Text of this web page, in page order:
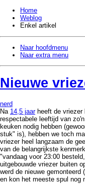
Home
Weblog
Enkel artikel
Naar hoofdmenu
Naar extra menu
Nieuwe
nerd
Na 14,5 jaarheeft de vriezer
respectabele leeftijd van
keuken nodig hebben
stuk" is), hebben we toch
vriezer heel langzaam de
van de belangrijkste
"vandaag voor 23:00
uitgebouwde vriezer buiten
werd de nieuwe
en kon het meeste spul nog